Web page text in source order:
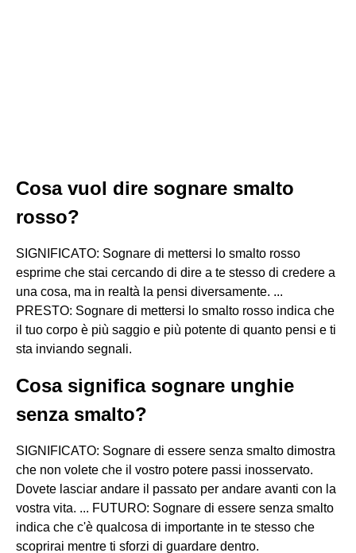
Cosa vuol dire sognare smalto
rosso?
SIGNIFICATO: Sognare di mettersi lo smalto rosso
esprime che stai cercando di dire a te stesso di credere a
una cosa, ma in realtà la pensi diversamente. ...
PRESTO: Sognare di mettersi lo smalto rosso indica che
il tuo corpo è più saggio e più potente di quanto pensi e ti
sta inviando segnali.
Cosa significa sognare unghie
senza smalto?
SIGNIFICATO: Sognare di essere senza smalto dimostra
che non volete che il vostro potere passi inosservato.
Dovete lasciar andare il passato per andare avanti con la
vostra vita. ... FUTURO: Sognare di essere senza smalto
indica che c'è qualcosa di importante in te stesso che
scoprirai mentre ti sforzi di guardare dentro.